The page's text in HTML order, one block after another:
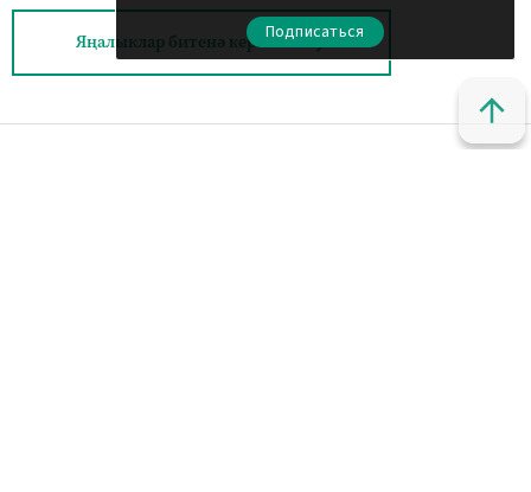
Яңалыклар битенә керегезПодписаться